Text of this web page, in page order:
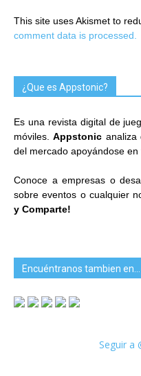
This site uses Akismet to
comment data is processed.
¿Que es Appstonic?
Es una revista digital de
móviles.Appstonic analiza
del mercado apoyándose en
Conoce a empresas o
sobre eventos o cualquier
y Comparte!
Encuéntranos tambien en…
Seguir a